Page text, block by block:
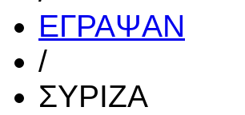
ΕΓΡΑΨΑΝ
/
ΣΥΡΙΖΑ